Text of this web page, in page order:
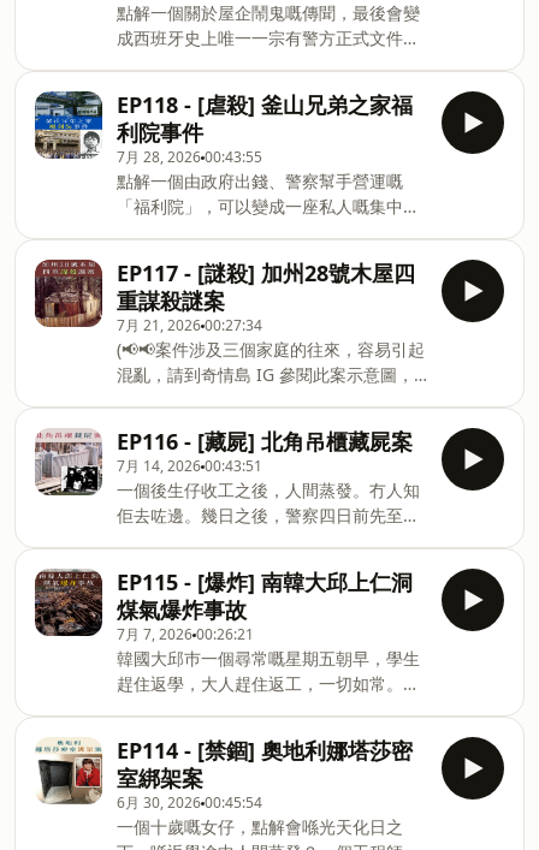
點解一個關於屋企鬧鬼嘅傳聞，最後會變
成西班牙史上唯一一宗有警方正式文件記
離奇死亡，會演變成一場橫跨三十幾年嘅
傳媒爭議？又點解同一個家庭入面嘅人，
對同一件事竟然會有截然不同嘅講法？就
等我哋返到1991年嘅西班牙，一齊重溫呢
單馬德里鬼屋之謎。感謝大家支持。You
may support the channel with a
coffee :)☕
https://buymeacoffee.com/mysticislandjc
你嘅奇情故：
https://forms.gle/54924zaUXzquBbsg8
📱Instagram @mysticislandjc📱
Telegram @mysticislandjc🌳
https://linktr.ee/mysticislandjc
EP118 - [虐殺] 釜山兄弟之家福
利院事件
7月 28, 202600:43:55
點解一個由政府出錢、警察幫手營運嘅
「福利院」，可以變成一座私人嘅集中
一趟市區，就會俾人捉走、從此人間蒸
發？明明有檢察官搵到證據確鑿，點解主
犯最後嘅只係坐監兩年半咁少？而揭露真
相嘅人，又點解反而要承受壓力，被迫收
手？就等我哋返到去1975年到1987年嘅
韓國釜山，重溫呢一單震驚世界、被稱為
「韓國版奧斯威辛集中營」嘅釜山兄弟之
家福利院事件。感謝大家支持。You may
support the channel with a coffee :)☕
https://buymeacoffee.com/mysticislandjc
你嘅奇情故：
Telegram @mysticislandjc🌳
https://linktr.ee/mysticis
EP117 - [謎殺] 加州28號木屋四
重謀殺謎案
7月 21, 202600:27:34
(📢📢案件涉及三個家庭的往來，容易引起
混亂，請到奇情島 IG 參閱此案示意圖，
你瞓喺朋友屋企張客房床度，隔住一道薄
薄嘅牆，你聽到客廳傳出啲唔正常嘅聲
——壓低聲線嘅爭執聲、啲嘢撞嚟撞去嘅
聲、仲有啲好似被人掩住口鼻嗰種呼叫
聲。你會點？起身出去八吓？定係扮冇聽
到，拉好張被繼續瞓？如果你揀咗後者，
瞓到天光，一打開房門，你又會點面對客
廳入面，可能已經變咗地獄一樣嘅情況？
就等我地返去1981年，美國加州北部一個
細到地圖都未必會標示嘅山區小鎮，重溫
呢單糾纏咗成四十幾年，充滿血腥同埋令
the channel with a coffee :)☕
https://buymeacoffee.com/mysticislandjc
你嘅奇情故：https://forms.gle/54924z
EP116 - [藏屍] 北角吊櫃藏屍案
7月 14, 202600:43:51
一個後生仔收工之後，人間蒸發。冇人知
佢去咗邊。幾日之後，警察四日前先至搜
臭味來自一個離地兩米二嘅吊櫃。個櫃變
成一個密室，而佢就死喺入面。究竟成件
事係意外？係謀殺？定係一單永遠解唔開
嘅謎？就等我哋返去一九八五年嘅北角和
富中心，重溫呢一單轟動全城嘅「吊櫃藏
屍案」。感謝大家支持。You may
support the channel with a coffee :)☕
https://buymeacoffee.com/mysticislandjc
你嘅奇情故：
https://forms.gle/54924zaUXzquBbsg8
📱Instagram @mysticislandjc📱
Telegram @mysticislandjc🌳
EP115 - [爆炸] 南韓大邱上仁洞
煤氣爆炸事故
7月 7, 202600:26:21
韓國大邱巿一個尋常嘅星期五朝早，學生
趕住返學，大人趕住返工，一切如常。但
吞噬一切嘅深淵？一條隱藏喺地底、唔應
該出現喺嗰個位置嘅喉管，一個因為趕工
而魯莽嘅決定，再加上一連串嘅疏忽同延
誤，點樣可以喺二十二分鐘之內，將一個
繁忙嘅十字路口變成煉獄？就等我哋返到
EP114 - [禁錮] 奧地利娜塔莎密
室綁架案
6月 30, 202600:45:54
一個十歲嘅女仔，點解會喺光天化日之